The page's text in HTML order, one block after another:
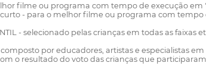
filme ou programa com tempo de execução em
curto - para o melhor filme ou programa com tempo
- selecionado pelas crianças em todas as faixas
por educadores, artistas e especialistas
o resultado do voto das crianças que